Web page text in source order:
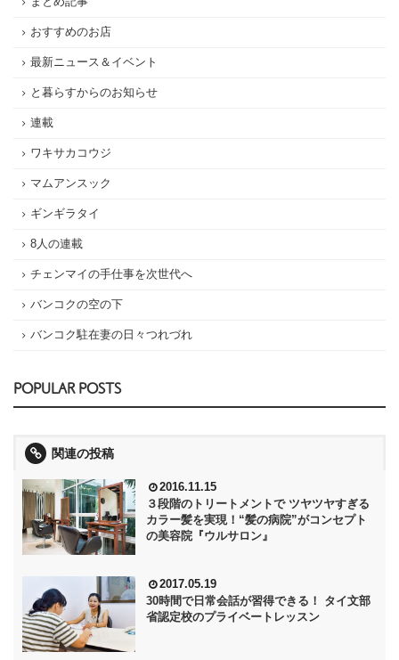
おすすめのお店
最新ニュース＆イベント
と暮らすからのお知らせ
連載
ワキサカコウジ
マムアンスック
ギンギラタイ
8人の連載
チェンマイの手仕事を次世代へ
バンコクの空の下
バンコク駐在妻の日々つれづれ
POPULAR POSTS
関連の投稿
2016.11.15
３段階のトリートメントで ツヤツヤすぎる
カラー髪を実現！“髪の病院”がコンセプト
の美容院『ウルサロン』
2017.05.19
30時間で日常会話が習得できる！ タイ文部
省認定校のプライベートレッスン